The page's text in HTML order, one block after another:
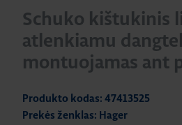
Schuko kištukinis
atlenkiamu
montuojamas ant
Produkto kodas: 47413525
Prekės ženklas: Hager